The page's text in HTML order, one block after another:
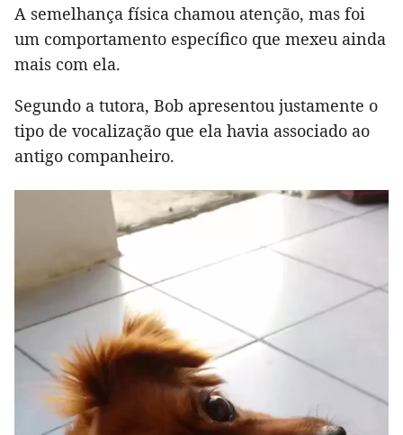
A semelhança física chamou atenção, mas foi
um comportamento específico que mexeu ainda
mais com ela.
Segundo a tutora, Bob apresentou justamente o
tipo de vocalização que ela havia associado ao
antigo companheiro.